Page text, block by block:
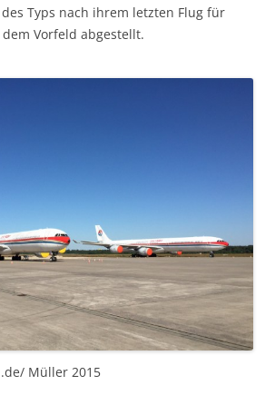
Typs nach ihrem letzten Flug für
Vorfeld abgestellt.
Müller 2015